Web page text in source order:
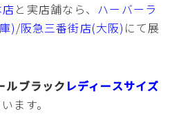
と実店舗なら、 ハーバーラ
)/阪急三番街店(大阪) にて展
ルブラック レディースサイズ
ます。